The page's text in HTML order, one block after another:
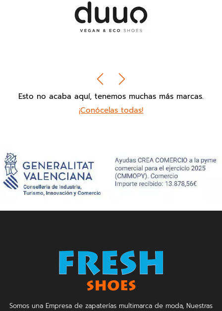
Esto no acaba aquí, tenemos muchas más marcas.
¡Conócelas todas!
Somos una Empresa de zapaterías multimarca de moda, Nuestras